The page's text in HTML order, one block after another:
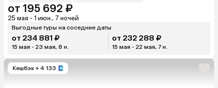
от 195 692 ₽
25 мая - 1 июн., 7 ночей
Выгодные туры на соседние даты
от 234 881 ₽
15 мая - 23 мая, 8 н.
от 232 288 ₽
15 мая - 22 мая, 7 н.
Кешбэк + 4 133